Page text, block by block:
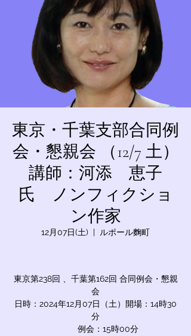
東京・千葉支部合同例
会・懇親会 （12/7 土）
講師：河添 恵子
氏 ノンフィクショ
ン作家
12月07日(土)
  |
ルポール麴町
東京第238回 、千葉第162回 合同例会・懇親
会
日時：2024年12月07日（土）開場：14時30
分
例会：15時00分